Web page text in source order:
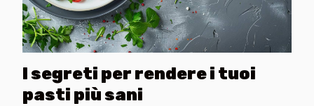
I segreti per rendere i tuoi
pasti più sani